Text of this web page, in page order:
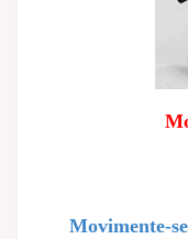
Movimente-